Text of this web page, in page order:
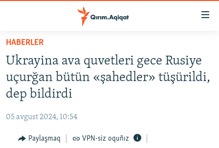
Esas
qaytmaq
Baş
navigatsiyağa
qaytmaq
Qıdıruvğa
qaytmaq
HABERLER
SİYASET
İQTİSADİYAT
MEDENİYET
İNSAN AQLARI
HABERLER
Ukrayina ava quvetleri gece Rusiye
uçurğan bütün «şahedler» tüşürildi,
dep bildirdi
05 avgust 2024, 10:54
Paylaşmaq VPN-siz oquñız